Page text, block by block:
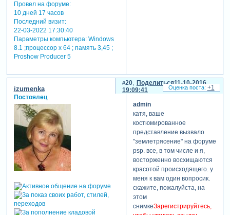
Провел на форуме:
10 дней 17 часов
Последний визит:
22-03-2022 17:30:40
Параметры компьютера:Windows
8.1 ;процессор х 64 ; память 3,45 ;
Proshow Producer 5
Поделиться
20
11-10-2016
19:09:41
izumenka
Постоялец
admin
катя, ваше
костюмированное
представление вызвало
"землетрясение" на форуме
psp. все, в том числе и я,
восторженно восхищаются
красотой происходящего. у
меня к вам один вопросик.
скажите, пожалуйста, на
этом
снимкеЗарегистрируйтесь,
+1